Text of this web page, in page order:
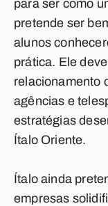
para ser como
pretende ser
alunos
prática. Ele
relacionamento
agências e
estratégias
Ítalo Oriente.
Ítalo ainda
empresas